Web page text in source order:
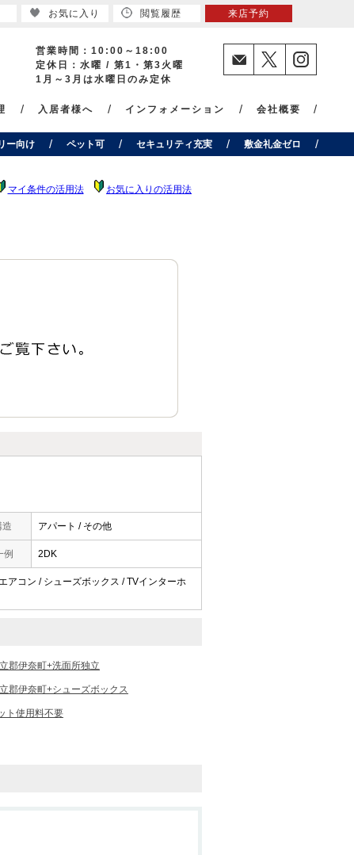
営業時間：10:00～18:00
定休日：水曜 / 第1・第3火曜
1月～3月は水曜日のみ定休
入居者様へ インフォメーション 会社概要
ー向け ペット可 セキュリティ充実 敷金礼金ゼロ
マイ条件の活用法 お気に入りの活用法
造 アパート / その他
例 2DK
アコン / シューズボックス / TVインターホ
郡伊奈町+洗面所独立
郡伊奈町+シューズボックス
ト使用料不要
お気に入り 閲覧履歴 来店予約